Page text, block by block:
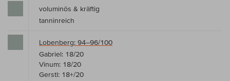
voluminös & kräftig
tanninreich
Lobenberg: 94–96/100
Gabriel: 18/20
Vinum: 18/20
Gerstl: 18+/20